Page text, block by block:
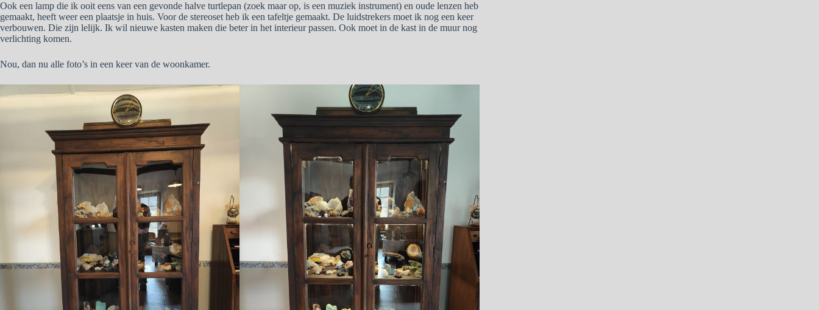
Ook een lamp die ik ooit eens van een gevonde halve turtlepan (zoek maar op, is een muziek instrument) en oude lenzen heb
gemaakt, heeft weer een plaatsje in huis. Voor de stereoset heb ik een tafeltje gemaakt. De luidstrekers moet ik nog een keer
verbouwen. Die zijn lelijk. Ik wil nieuwe kasten maken die beter in het interieur passen. Ook moet in de kast in de muur nog
verlichting komen.
Nou, dan nu alle foto’s in een keer van de woonkamer.